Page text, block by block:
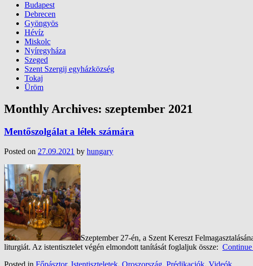
Budapest
Debrecen
Gyöngyös
Hévíz
Miskolc
Nyíregyháza
Szeged
Szent Szergij egyházközség
Tokaj
Üröm
Monthly Archives: szeptember 2021
Mentőszolgálat a lélek számára
Posted on 27.09.2021 by hungary
Szeptember 27-én, a Szent Kereszt
liturgiát. Az istentisztelet végén elmondott tanítását foglaljuk össze:
Posted in Főpásztor, Istentiszteletek, Oroszország, Prédikaciók, Videók